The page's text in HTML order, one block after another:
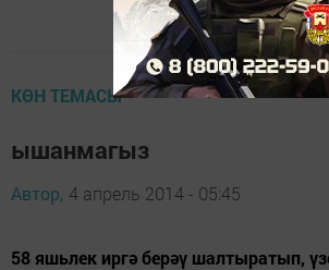
КӨН ТЕМАСЫ
ышанмагыз
Автор, 4 апрель 2014 - 05:45
58 яшьлек иргә берәү шалтыратып,